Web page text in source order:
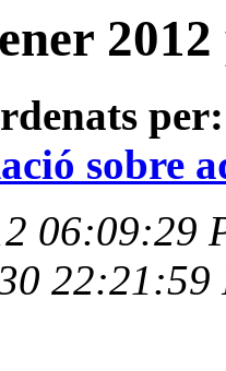
per:
sobre
06:09:29
22:21:59